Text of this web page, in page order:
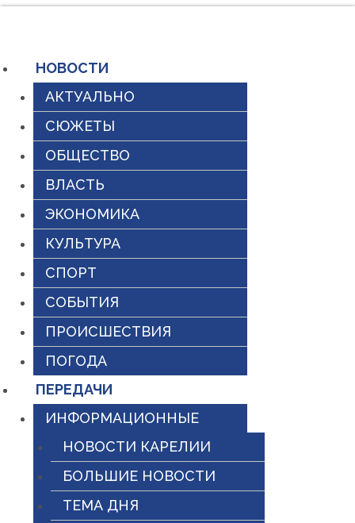
содержимому
НОВОСТИ
АКТУАЛЬНО
СЮЖЕТЫ
ОБЩЕСТВО
ВЛАСТЬ
ЭКОНОМИКА
КУЛЬТУРА
СПОРТ
СОБЫТИЯ
ПРОИСШЕСТВИЯ
ПОГОДА
ПЕРЕДАЧИ
ИНФОРМАЦИОННЫЕ
НОВОСТИ КАРЕЛИИ
БОЛЬШИЕ НОВОСТИ
ТЕМА ДНЯ